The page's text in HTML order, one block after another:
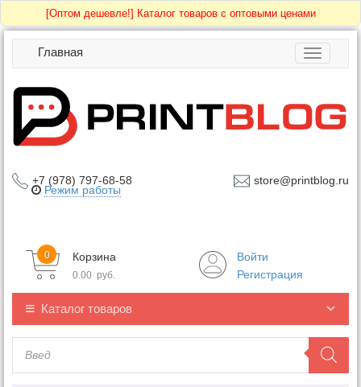
[Оптом дешевле!] Каталог товаров с оптовыми ценами
Toggle
Главная
+7 (978) 797-68-58 store@printblog.ru
Режим работы
Корзина
0
0.00 руб.
Войти
Регистрация
Каталог товаров